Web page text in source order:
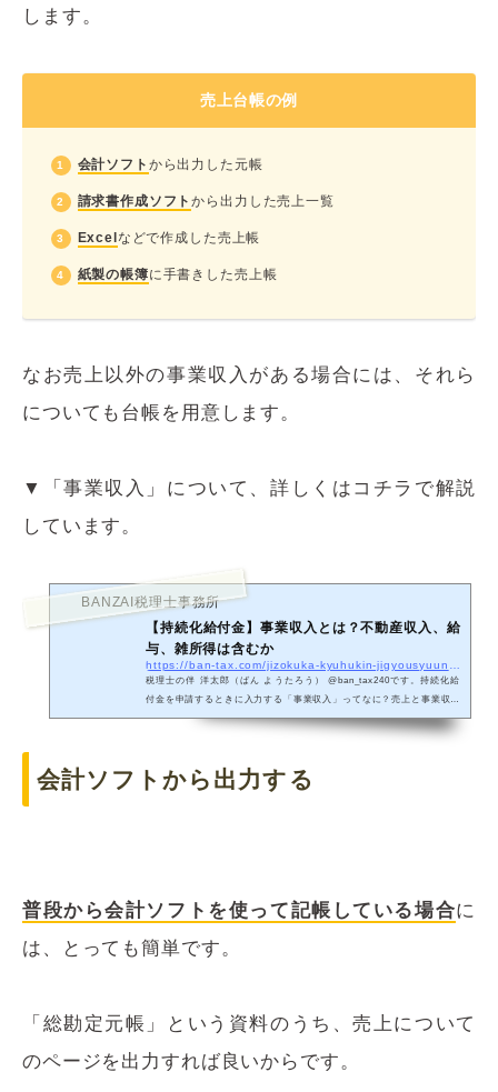
します。
売上台帳の例
会計ソフト から出力した元帳
請求書作成ソフトから出力した売上一覧
Excelなどで作成した売上帳
紙製の帳簿に手書きした売上帳
なお売上以外の事業収入がある場合には、それら
についても台帳を用意します。
▼「事業収入」について、詳しくはコチラで解説
しています。
BANZAI税理士事務所
【持続化給付金】事業収入とは？不動産収入、給
与、雑所得は含むか
税理士の伴 洋太郎（ばん ようたろう） @ban_tax240です。持続化給
付金を申請するときに入力する「事業収入」ってなに？売上と事業収入
は違うの？そうお考えの方へ向けた記事です。当記事では、持続化給付
会計ソフトから出力する
普段から会計ソフトを使って記帳している場合に
は、とっても簡単です。
「総勘定元帳」という資料のうち、売上について
のページを出力すれば良いからです。